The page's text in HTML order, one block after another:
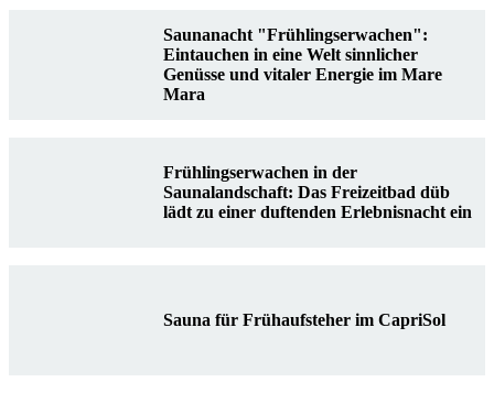
Saunanacht "Frühlingserwachen":
Eintauchen in eine Welt sinnlicher
Genüsse und vitaler Energie im Mare
Mara
Frühlingserwachen in der
Saunalandschaft: Das Freizeitbad düb
lädt zu einer duftenden Erlebnisnacht ein
Sauna für Frühaufsteher im CapriSol